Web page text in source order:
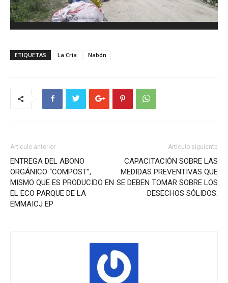
ETIQUETAS La Cría Nabón
Artículo anterior
ENTREGA DEL ABONO
ORGÁNICO “COMPOST”,
MISMO QUE ES PRODUCIDO EN
EL ECO PARQUE DE LA
EMMAICJ EP
Artículo siguiente
CAPACITACIÓN SOBRE LAS
MEDIDAS PREVENTIVAS QUE
SE DEBEN TOMAR SOBRE LOS
DESECHOS SÓLIDOS.